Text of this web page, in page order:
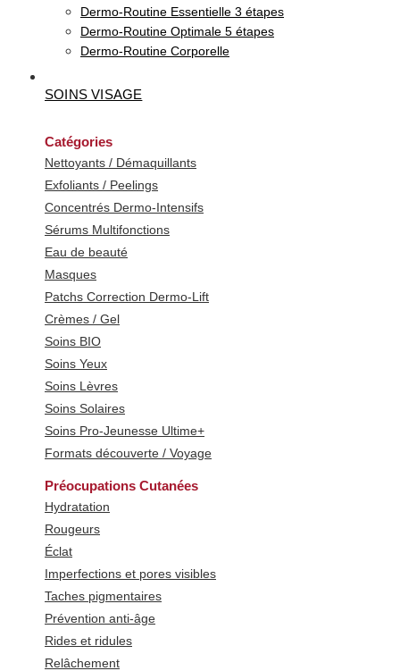
Dermo-Routine Essentielle 3 étapes
Dermo-Routine Optimale 5 étapes
Dermo-Routine Corporelle
SOINS VISAGE
Catégories
Nettoyants / Démaquillants
Exfoliants / Peelings
Concentrés Dermo-Intensifs
Sérums Multifonctions
Eau de beauté
Masques
Patchs Correction Dermo-Lift
Crèmes / Gel
Soins BIO
Soins Yeux
Soins Lèvres
Soins Solaires
Soins Pro-Jeunesse Ultime+
Formats découverte / Voyage
Préocupations Cutanées
Hydratation
Rougeurs
Éclat
Imperfections et pores visibles
Taches pigmentaires
Prévention anti-âge
Rides et ridules
Relâchement